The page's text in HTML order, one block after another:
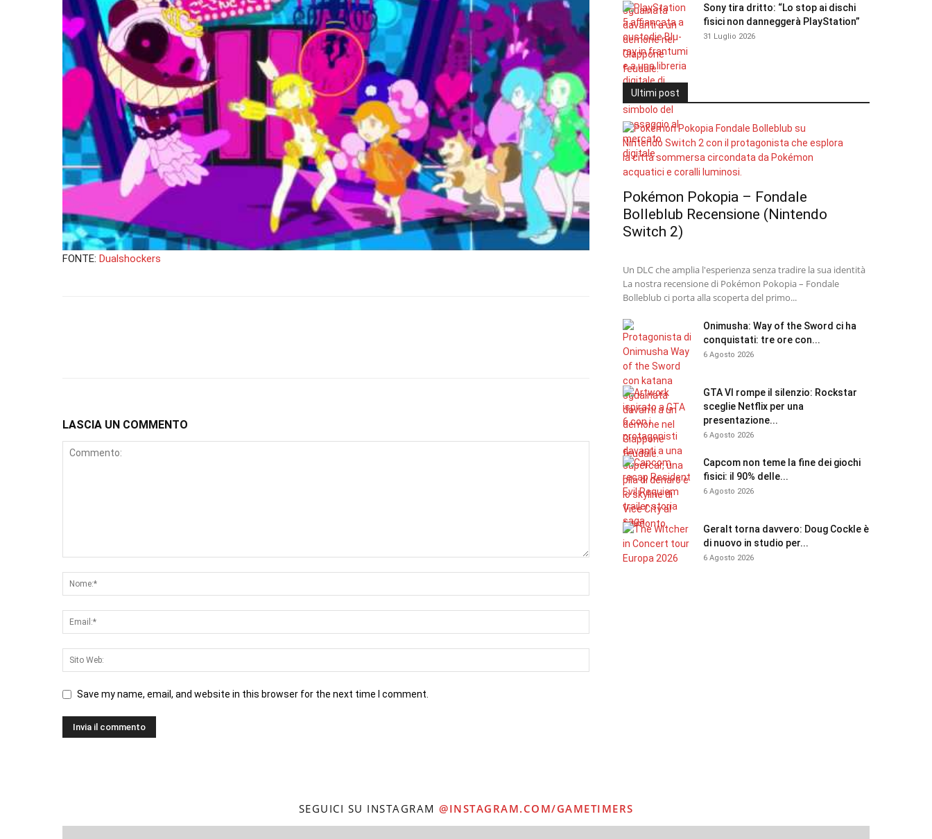
FONTE: Dualshockers
LASCIA UN COMMENTO
Save my name, email, and website in this browser for the next time I comment.
Sony tira dritto: “Lo stop ai dischi
fisici non danneggerà PlayStation”
31 Luglio 2026
Ultimi post
Pokémon Pokopia – Fondale
Bolleblub Recensione (Nintendo
Switch 2)
Un DLC che amplia l'esperienza senza tradire la sua identità
La nostra recensione di Pokémon Pokopia – Fondale
Bolleblub ci porta alla scoperta del primo...
Onimusha: Way of the Sword ci ha
conquistati: tre ore con...
6 Agosto 2026
GTA VI rompe il silenzio: Rockstar
sceglie Netflix per una
presentazione...
6 Agosto 2026
Capcom non teme la fine dei giochi
fisici: il 90% delle...
6 Agosto 2026
Geralt torna davvero: Doug Cockle è
di nuovo in studio per...
6 Agosto 2026
SEGUICI SU INSTAGRAM @INSTAGRAM.COM/GAMETIMERS